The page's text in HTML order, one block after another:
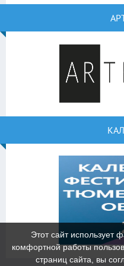
Этот сайт использует
комфортной работы
страниц сайта, вы